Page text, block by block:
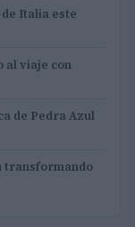
Italia este
al viaje con
de Pedra Azul
transformando